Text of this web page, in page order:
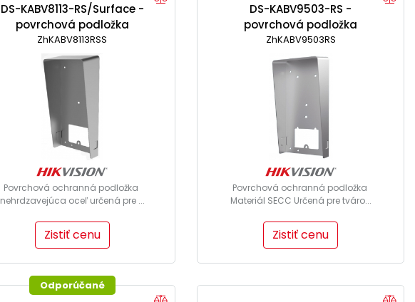
DS-KABV8113-RS/Surface -
povrchová podložka
ZhKABV8113RSS
Povrchová ochranná podložka
nehrdzavejúca oceľ určená pre ...
Zistiť cenu
DS-KABV9503-RS -
povrchová podložka
ZhKABV9503RS
Povrchová ochranná podložka
Materiál SECC Určená pre tváro...
Zistiť cenu
Odporúčané